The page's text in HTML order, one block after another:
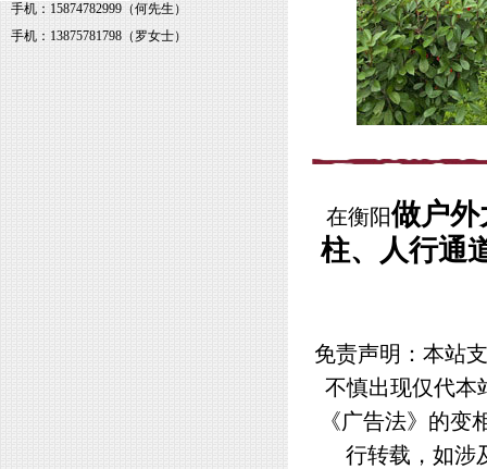
手机：15874782999（何先生）
手机：13875781798（罗女士）
在衡阳做户
柱、人行通
免责声明：本站
不慎出现仅代本
《广告法》的
行转载，如涉